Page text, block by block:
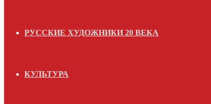
РУССКИЕ ХУДОЖНИКИ 20 ВЕКА
КУЛЬТУРА